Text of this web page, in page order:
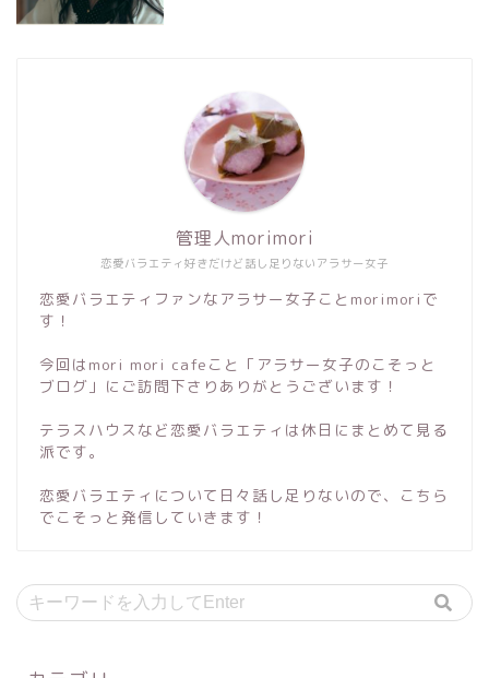
恋愛バラエティ好きだけど話し足りないアラサー女子
管理人morimori
恋愛バラエティファンなアラサー女子ことmorimoriで
す！
今回はmori mori cafeこと「アラサー女子のこそっと
ブログ」にご訪問下さりありがとうございます！
テラスハウスなど恋愛バラエティは休日にまとめて見る
派です。
恋愛バラエティについて日々話し足りないので、こちら
でこそっと発信していきます！